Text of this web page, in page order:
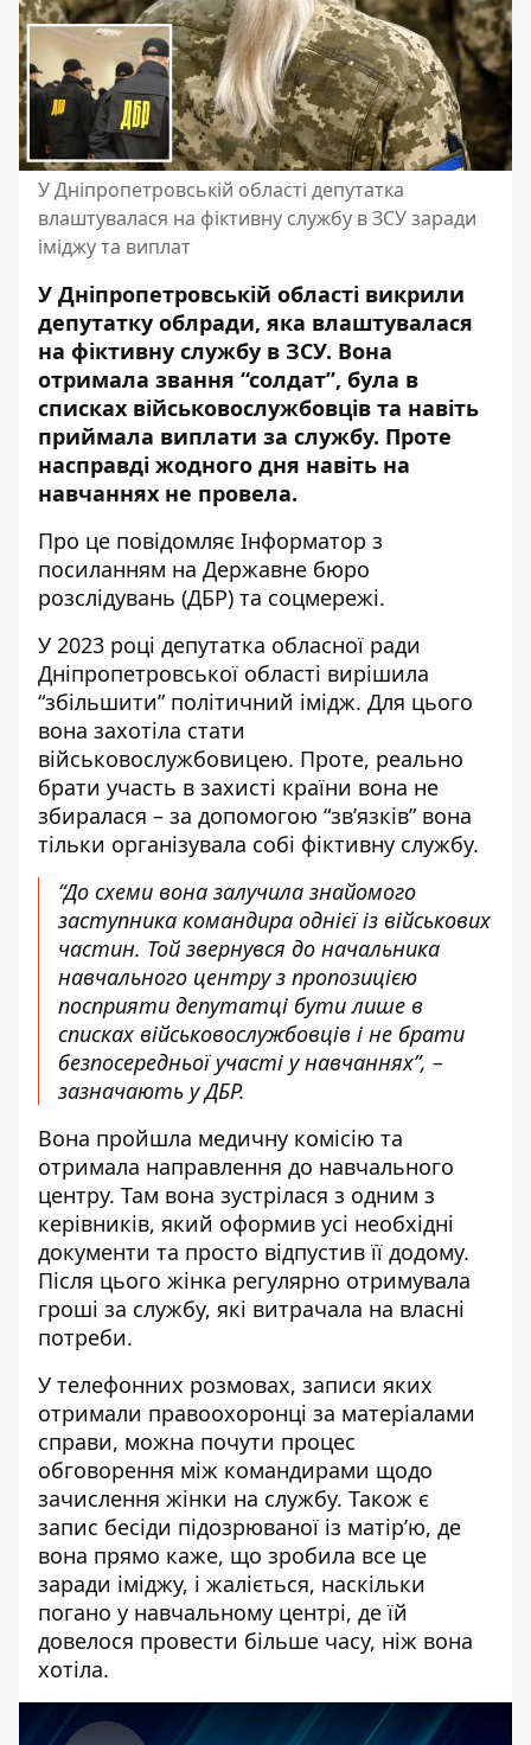
У Дніпропетровській області депутатка
влаштувалася на фіктивну службу в ЗСУ заради
іміджу та виплат
У Дніпропетровській області викрили
депутатку облради, яка влаштувалася
на фіктивну службу в ЗСУ. Вона
отримала звання “солдат”, була в
списках військовослужбовців та навіть
приймала виплати за службу. Проте
насправді жодного дня навіть на
навчаннях не провела.
Про це повідомляє Інформатор з
посиланням на Державне бюро
розслідувань (ДБР) та соцмережі.
У 2023 році депутатка обласної ради
Дніпропетровської області вирішила
“збільшити” політичний імідж. Для цього
вона захотіла стати
військовослужбовицею. Проте, реально
брати участь в захисті країни вона не
збиралася – за допомогою “зв’язків” вона
тільки організувала собі фіктивну службу.
“До схеми вона залучила знайомого
заступника командира однієї із військових
частин. Той звернувся до начальника
навчального центру з пропозицією
посприяти депутатці бути лише в
списках військовослужбовців і не брати
безпосередньої участі у навчаннях”, –
зазначають у ДБР.
Вона пройшла медичну комісію та
отримала направлення до навчального
центру. Там вона зустрілася з одним з
керівників, який оформив усі необхідні
документи та просто відпустив її додому.
Після цього жінка регулярно отримувала
гроші за службу, які витрачала на власні
потреби.
У телефонних розмовах, записи яких
отримали правоохоронці за матеріалами
справи, можна почути процес
обговорення між командирами щодо
зачислення жінки на службу. Також є
запис бесіди підозрюваної із матір’ю, де
вона прямо каже, що зробила все це
заради іміджу, і жаліється, наскільки
погано у навчальному центрі, де їй
довелося провести більше часу, ніж вона
хотіла.